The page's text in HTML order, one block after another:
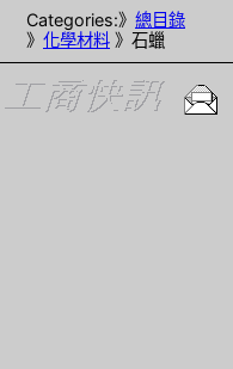
Categories:》 總目錄
》 化學材料 》石蠟